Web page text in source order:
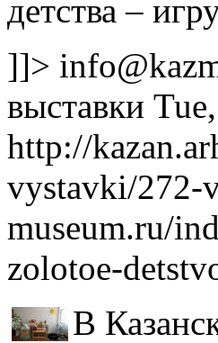
детства –
]]>
выставки
http://
vystavki/272-
museum.ru/
zolotoe-
В